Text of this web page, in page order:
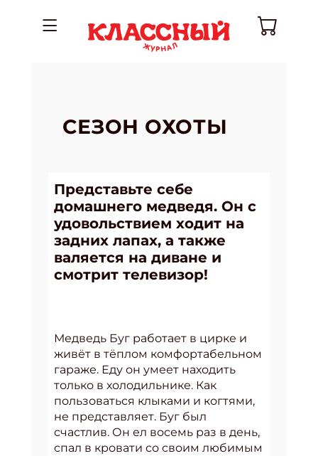
СЕЗОН ОХОТЫ
Представьте себе
домашнего медведя. Он с
удовольствием ходит на
задних лапах, а также
валяется на диване и
смотрит телевизор!
Медведь Буг работает в цирке и
живёт в тёплом комфортабельном
гараже. Еду он умеет находить
только в холодильнике. Как
пользоваться клыками и когтями,
не представляет. Буг был
счастлив. Он ел восемь раз в день,
спал в кровати со своим любимым